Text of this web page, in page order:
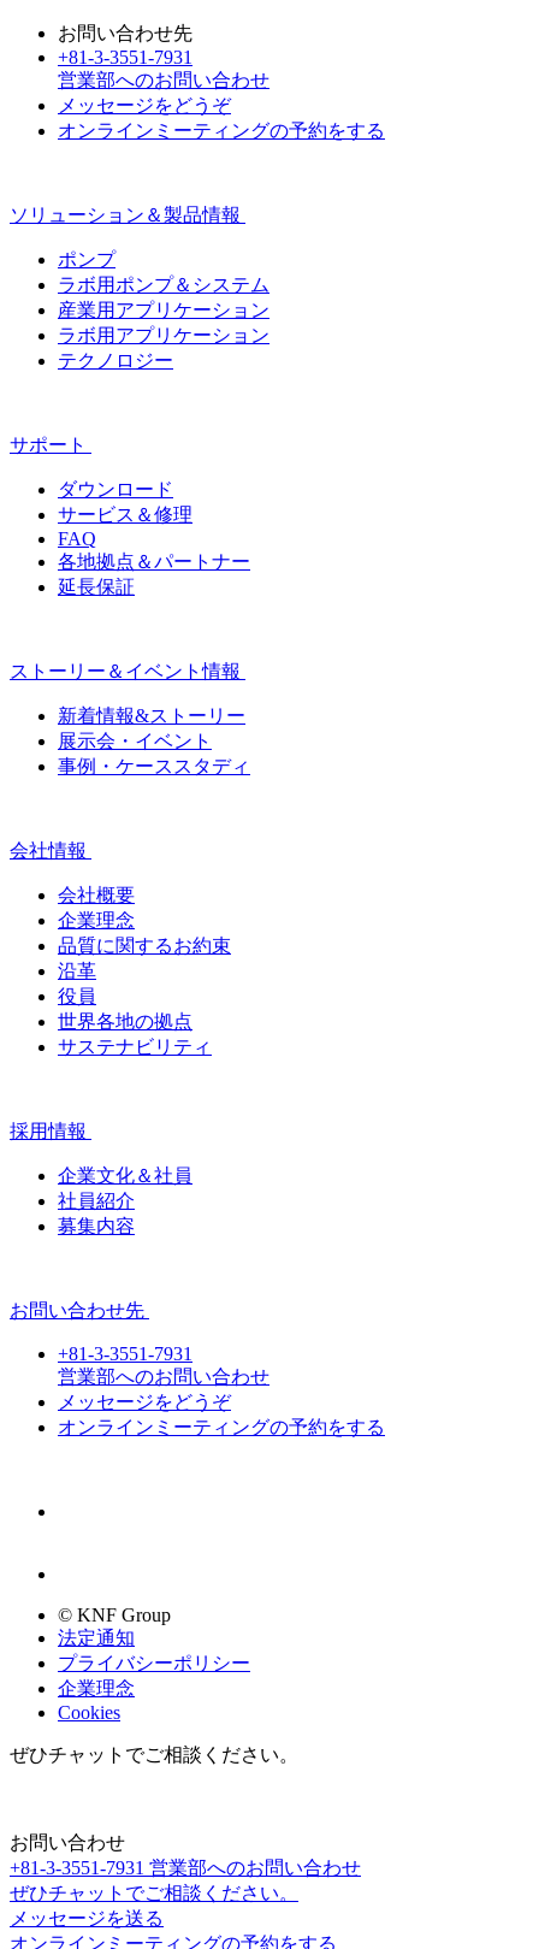
お問い合わせ先
+81-3-3551-7931
営業部へのお問い合わせ
メッセージをどうぞ
オンラインミーティングの予約をする
ソリューション＆製品情報
ポンプ
ラボ用ポンプ＆システム
産業用アプリケーション
ラボ用アプリケーション
テクノロジー
サポート
ダウンロード
サービス＆修理
FAQ
各地拠点＆パートナー
延長保証
ストーリー＆イベント情報
新着情報&ストーリー
展示会・イベント
事例・ケーススタディ
会社情報
会社概要
企業理念
品質に関するお約束
沿革
役員
世界各地の拠点
サステナビリティ
採用情報
企業文化＆社員
社員紹介
募集内容
お問い合わせ先
+81-3-3551-7931
営業部へのお問い合わせ
メッセージをどうぞ
オンラインミーティングの予約をする
© KNF Group
法定通知
プライバシーポリシー
企業理念
Cookies
ぜひチャットでご相談ください。
お問い合わせ
+81-3-3551-7931 営業部へのお問い合わせ
ぜひチャットでご相談ください。
メッセージを送る
オンラインミーティングの予約をする